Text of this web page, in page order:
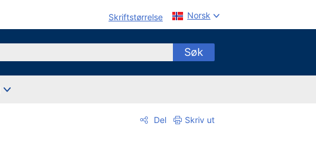
Skriftstørrelse Norsk
Søk
Del Skriv ut